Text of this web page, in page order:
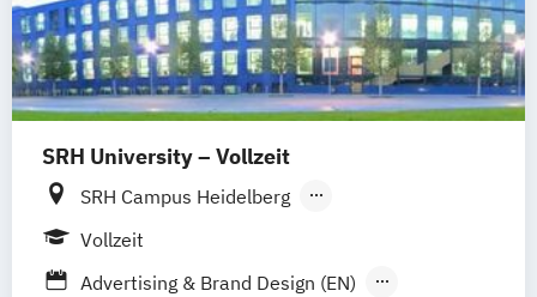
SRH University – Vollzeit
SRH Campus Heidelberg
SRH Campus Berlin
Vollzeit
Advertising & Brand Design (EN)